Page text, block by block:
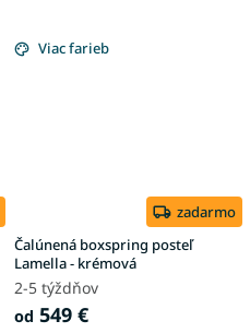
Viac farieb
zadarmo
Čalúnená boxspring posteľ
Lamella - krémová
2-5 týždňov
od 549 €